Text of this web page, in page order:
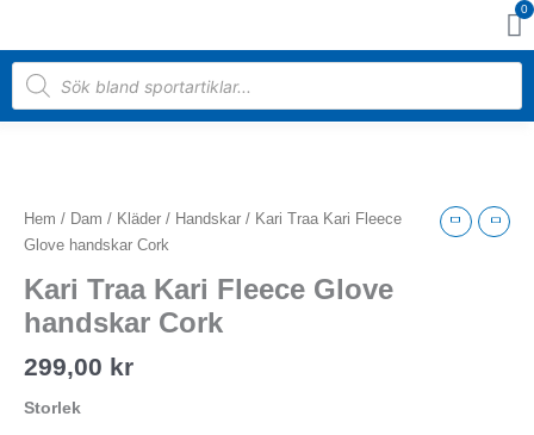
innehåll
0
Products
search
Hem / Dam / Kläder / Handskar / Kari Traa Kari Fleece
Glove handskar Cork
Kari Traa Kari Fleece Glove
handskar Cork
299,00 kr
Storlek
Kari
Fleece
handskar
Cork